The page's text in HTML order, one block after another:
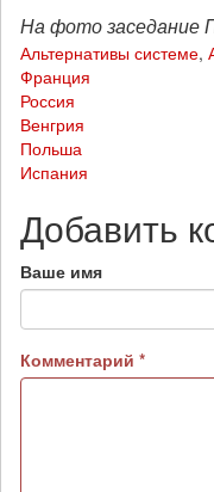
На фото заседание
Альтернативы системе,
Франция
Россия
Венгрия
Польша
Испания
Добавить
Ваше имя
Комментарий *